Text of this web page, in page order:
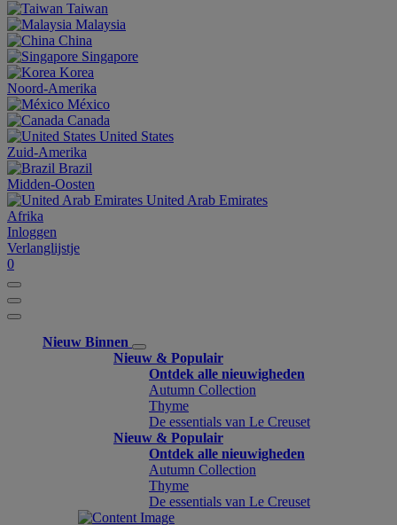
Taiwan
Malaysia
China
Singapore
Korea
Noord-Amerika
México
Canada
United States
Zuid-Amerika
Brazil
Midden-Oosten
United Arab Emirates
Afrika
Inloggen
Verlanglijstje
0
Nieuw Binnen
Nieuw & Populair
Ontdek alle nieuwigheden
Autumn Collection
Thyme
De essentials van Le Creuset
Nieuw & Populair
Ontdek alle nieuwigheden
Autumn Collection
Thyme
De essentials van Le Creuset